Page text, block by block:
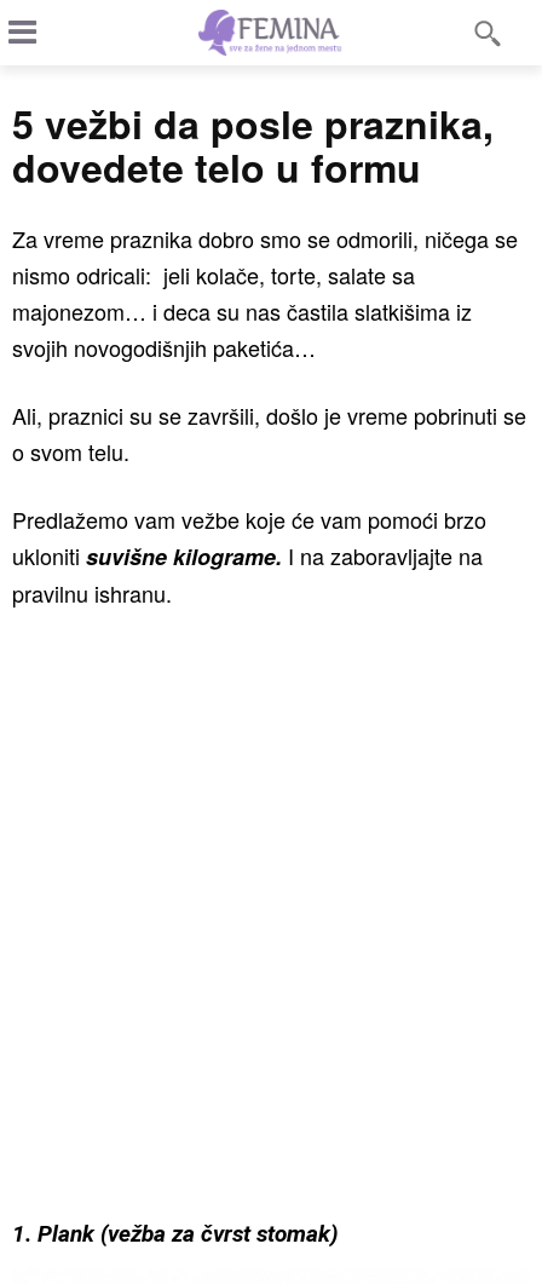
5 vežbi da posle praznika,
dovedete telo u formu
Za vreme praznika dobro smo se odmorili, ničega se
nismo odricali: jeli kolače, torte, salate sa
majonezom… i deca su nas častila slatkišima iz
svojih novogodišnjih paketića…
Ali, praznici su se završili, došlo je vreme pobrinuti se
o svom telu.
Predlažemo vam vežbe koje će vam pomoći brzo
ukloniti suvišne kilograme. I na zaboravljajte na
pravilnu ishranu.
1. Plank (vežba za čvrst stomak)